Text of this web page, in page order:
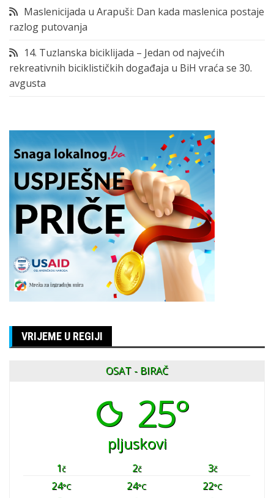
Maslenicijada u Arapuši: Dan kada maslenica postaje
razlog putovanja
14. Tuzlanska biciklijada – Jedan od najvećih
rekreativnih biciklističkih događaja u BiH vraća se 30.
avgusta
VRIJEME U REGIJI
OSAT - BIRAČ
25°
pljuskovi
1č 2č 3č
24°C 24°C 22°C